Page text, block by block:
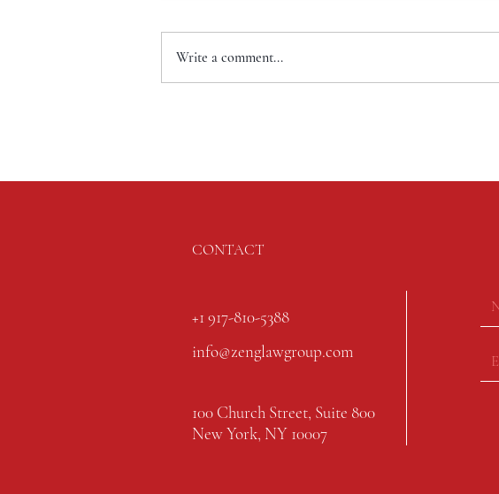
Write a comment...
CONTACT
+1 917-810-5388
info@zenglawgroup.com
100 Church Street, Suite 800
New York, NY 10007